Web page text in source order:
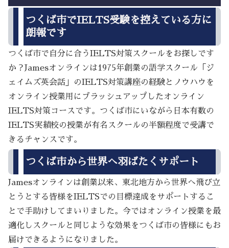
つくば市でIELTS受験を控えている方に
朗報です
つくば市で自分に合うIELTS対策スクールをお探しです
か？Jamesオンラインは1975年創業の語学スクール「ジ
ェイムズ英会話」のIELTS対策講座の経験とノウハウを
オンライン授業用にブラッシュアップしたオンライン
IELTS対策コースです。つくば市にいながら日本有数の
IELTS実績校の授業が有名スクールの半額程度で受講で
きるチャンスです。
つくば市から世界へ羽ばたくサポート
Jamesオンラインは創業以来、東北地方から世界へ飛び立
とうとする皆様をIELTSでの目標達成をサポートするこ
とで手助けしてまいりました。今ではオンライン授業を最
適化しスクールと同じような効果をつくば市の皆様にもお
届けできるようになりました。